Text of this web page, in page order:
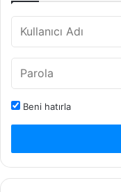
Beni hatırla